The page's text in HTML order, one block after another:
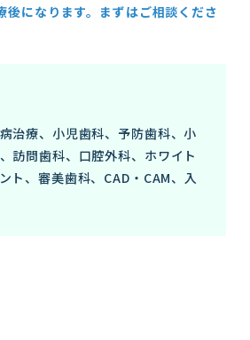
になります。まずはご相談くださ
治療、小児歯科、予防歯科、小
訪問歯科、口腔外科、ホワイト
ト、審美歯科、CAD・CAM、入